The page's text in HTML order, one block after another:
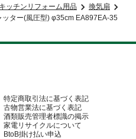
キッチンリフォーム用品
換気扇
ター(風圧型) φ35cm EA897EA-35
特定商取引法に基づく表記
古物営業法に基づく表記
酒類販売管理者標識の掲示
家電リサイクルについて
BtoB掛け払い申込